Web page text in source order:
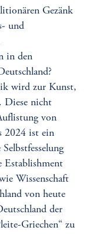
Gezänk
und
in den
wird zur Kunst,
Diese nicht
von
2024 ist ein
Establishment
Wissenschaft
von heute
der
Griechen“ zu